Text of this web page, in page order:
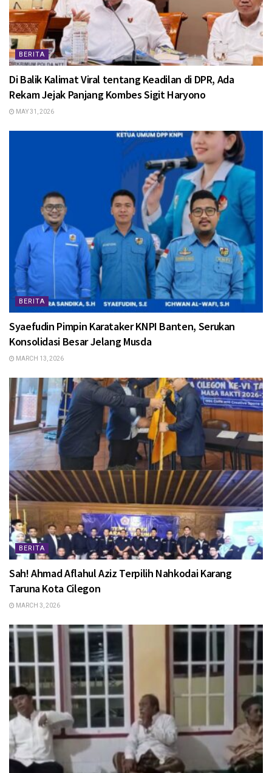
BERITA
Di Balik Kalimat Viral tentang Keadilan di DPR, Ada
Rekam Jejak Panjang Kombes Sigit Haryono
MAY 31, 2026
BERITA
Syaefudin Pimpin Karataker KNPI Banten, Serukan
Konsolidasi Besar Jelang Musda
MARCH 13, 2026
BERITA
Sah! Ahmad Aflahul Aziz Terpilih Nahkodai Karang
Taruna Kota Cilegon
MARCH 3, 2026